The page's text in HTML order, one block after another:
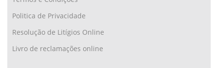
Politica de Privacidade
Resolução de Litígios Online
Livro de reclamações online